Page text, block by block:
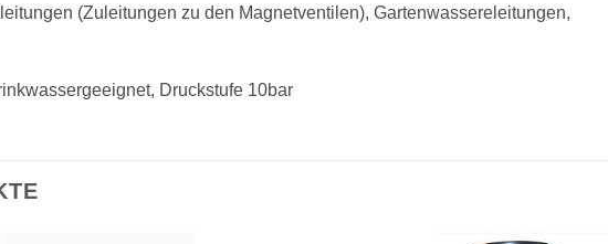
(Zuleitungen zu den Magnetventilen), Gartenwassereleitungen,
Druckstufe 10bar